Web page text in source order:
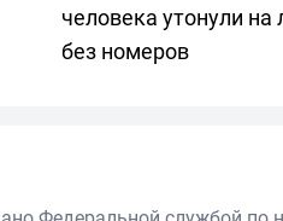
человека утонули на
без номеров